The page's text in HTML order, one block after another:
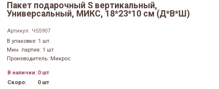
Пакет подарочный S вертикальный,
Универсальный, МИКС, 18*23*10 см (Д*В*Ш)
Артикул: Ч55907
В упаковке: 1 шт.
Мин. партия: 1 шт
Производитель: Микрос
В наличии: 0 шт
Скоро:
0 шт